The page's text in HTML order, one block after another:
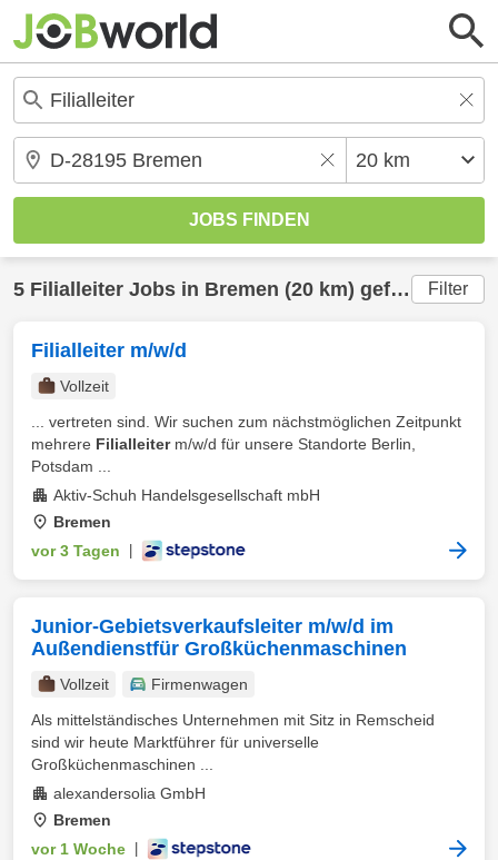
5 Filialleiter Jobs in Bremen (20 km) gefunden Filter
Filialleiter m/w/d
Vollzeit
... vertreten sind. Wir suchen zum nächstmöglichen Zeitpunkt
mehrere Filialleiterm/w/d für unsere Standorte Berlin,
Potsdam ...
Aktiv-Schuh Handelsgesellschaft mbH
Bremen
vor 3 Tagen
Junior-Gebietsverkaufsleiter m/w/d im
Außendienstfür Großküchenmaschinen
Vollzeit
Firmenwagen
Als mittelständisches Unternehmen mit Sitz in Remscheid
sind wir heute Marktführer für universelle
Großküchenmaschinen ...
alexandersolia GmbH
Bremen
vor 1 Woche